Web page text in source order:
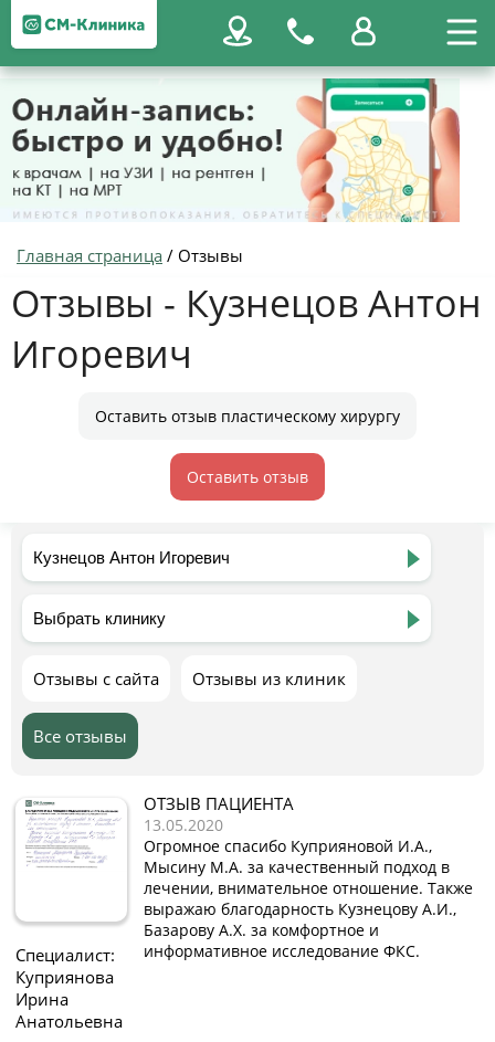
Главная страница / Отзывы
Отзывы - Кузнецов Антон
Игоревич
Оставить отзыв пластическому хирургу
Оставить отзыв
Отзывы с сайта Отзывы из клиник
Все отзывы
Специалист:
Куприянова
Ирина
Анатольевна
ОТЗЫВ ПАЦИЕНТА
13.05.2020
Огромное спасибо Куприяновой И.А.,
Мысину М.А. за качественный подход в
лечении, внимательное отношение. Также
выражаю благодарность Кузнецову А.И.,
Базарову А.Х. за комфортное и
информативное исследование ФКС.